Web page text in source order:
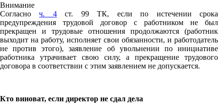
Внимание
Согласноч. 4ст. 99 ТК, если по истечении срока
предупреждения трудовой договор с работником не был
прекращен и трудовые отношения продолжаются (работник
выходит на работу, исполняет свои обязанности, и работодатель
не против этого), заявление об увольнении по инициативе
работника утрачивает свою силу, а прекращение трудового
договора в соответствии с этим заявлением не допускается.
Кто виноват, если директор не сдал дела